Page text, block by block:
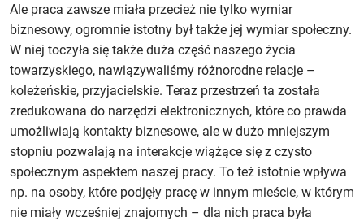
Ale praca zawsze miała przecież nie tylko wymiar
biznesowy, ogromnie istotny był także jej wymiar społeczny.
W niej toczyła się także duża część naszego życia
towarzyskiego, nawiązywaliśmy różnorodne relacje –
koleżeńskie, przyjacielskie. Teraz przestrzeń ta została
zredukowana do narzędzi elektronicznych, które co prawda
umożliwiają kontakty biznesowe, ale w dużo mniejszym
stopniu pozwalają na interakcje wiążące się z czysto
społecznym aspektem naszej pracy. To też istotnie wpływa
np. na osoby, które podjęły pracę w innym mieście, w którym
nie miały wcześniej znajomych – dla nich praca była